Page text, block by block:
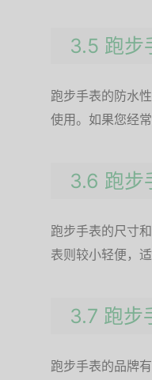
3.5 跑步
跑步手表的防水
使用。如果您经
3.6 跑步
跑步手表的尺寸
表则较小轻便，
3.7 跑步
跑步手表的品牌